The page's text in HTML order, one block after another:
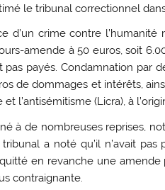
le tribunal correctionnel
d’un crime contre
amende à 50 euros, soit
pas payés. Condamnation par
de dommages et intérêts,
l’antisémitisme (Licra), à
à de nombreuses reprises,
a noté qu’il n’avait
en revanche une
contraignante.